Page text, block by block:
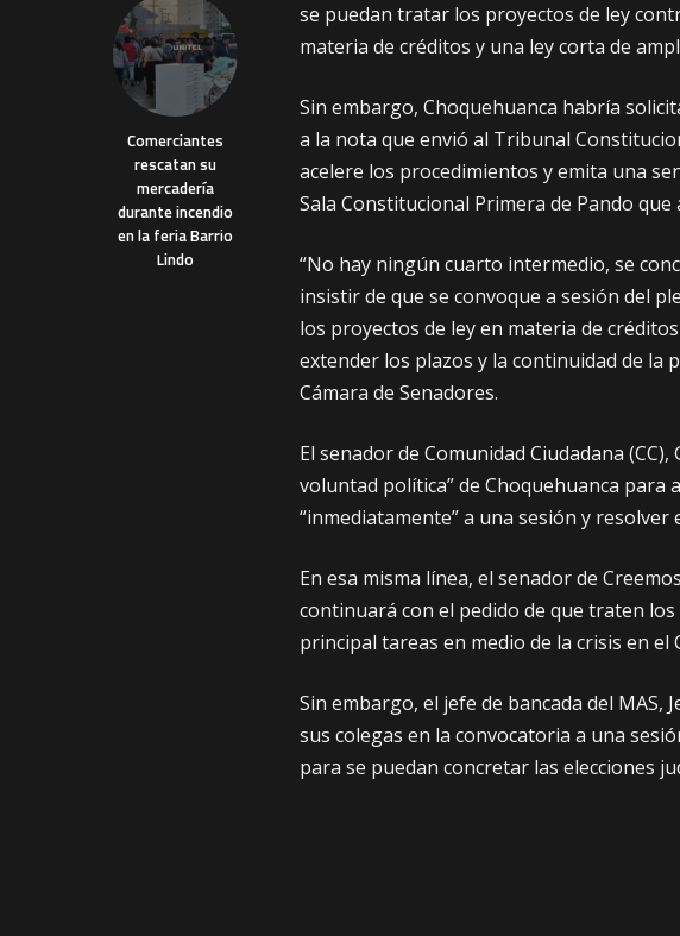
Comerciantes
rescatan su
mercadería
durante incendio
en la feria Barrio
Lindo
se puedan tratar los proyectos de ley
materia de créditos y una ley corta de
Sin embargo, Choquehuanca habría
a la nota que envió al Tribunal
acelere los procedimientos y emita una
Sala Constitucional Primera de Pando que
“No hay ningún cuarto intermedio, se
insistir de que se convoque a sesión del
los proyectos de ley en materia de
extender los plazos y la continuidad de la
Cámara de Senadores.
El senador de Comunidad Ciudadana
voluntad política” de Choquehuanca para
“inmediatamente” a una sesión y resolver
En esa misma línea, el senador de
continuará con el pedido de que traten
principal tareas en medio de la crisis en el
Sin embargo, el jefe de bancada del MAS,
sus colegas en la convocatoria a una
para se puedan concretar las elecciones